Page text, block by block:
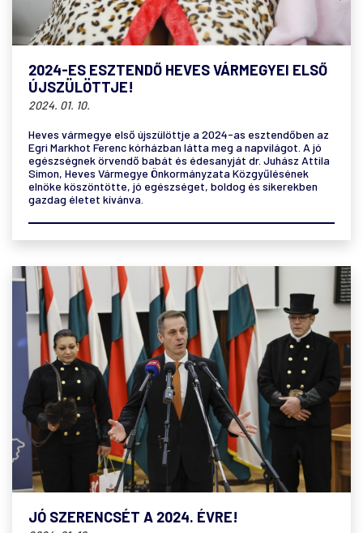
2024-ES ESZTENDŐ HEVES VÁRMEGYEI ELSŐ
ÚJSZÜLÖTTJE!
2024. 01. 10.
Heves vármegye első újszülöttje a 2024-as esztendőben az
Egri Markhot Ferenc kórházban látta meg a napvilágot. A jó
egészségnek örvendő babát és édesanyját dr. Juhász Attila
Simon, Heves Vármegye Önkormányzata Közgyűlésének
elnöke köszöntötte, jó egészséget, boldog és sikerekben
gazdag életet kívánva.
JÓ SZERENCSÉT A 2024. ÉVRE!